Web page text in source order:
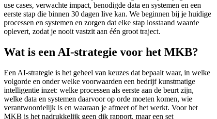
use cases, verwachte impact, benodigde data en systemen en een
eerste stap die binnen 30 dagen live kan. We beginnen bij je huidige
processen en systemen en zorgen dat elke stap losstaand waarde
oplevert, zodat je nooit vastzit aan één groot traject.
Wat is een AI-strategie voor het MKB?
Een AI-strategie is het geheel van keuzes dat bepaalt waar, in welke
volgorde en onder welke voorwaarden een bedrijf kunstmatige
intelligentie inzet: welke processen als eerste aan de beurt zijn,
welke data en systemen daarvoor op orde moeten komen, wie
verantwoordelijk is en waaraan je afmeet of het werkt. Voor het
MKB is het nadrukkelijk geen dik rapport, maar een set